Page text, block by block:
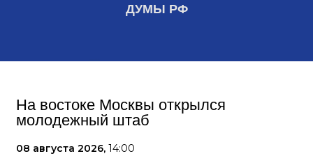
ДУМЫ РФ
На востоке Москвы открылся
молодежный штаб
08 августа 2026, 14:00